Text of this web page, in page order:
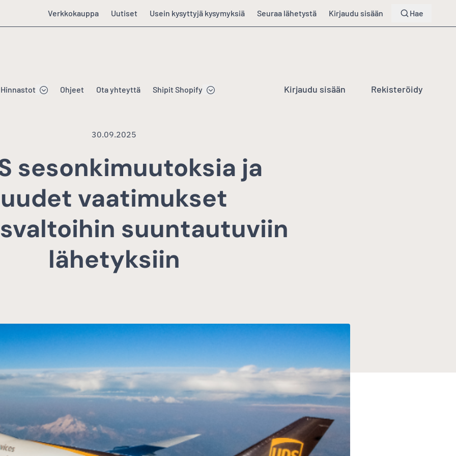
Verkkokauppa Uutiset Usein kysyttyjä kysymyksiä Seuraa lähetystä Kirjaudu sisään Hae
Hinnastot Ohjeet Ota yhteyttä Shipit Shopify Kirjaudu sisään Rekisteröidy
30.09.2025
sesonkimuutoksia ja
uudet vaatimukset
suuntautuviin
lähetyksiin